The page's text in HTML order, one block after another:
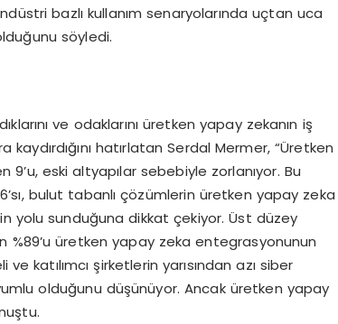
bazlı kullanım senaryolarında uçtan uca
söyledi.
ve odaklarını üretken yapay zekanın iş
hatırlatan Serdal Mermer, “Üretken
eski altyapılar sebebiyle zorlanıyor. Bu
bulut tabanlı çözümlerin üretken yapay zeka
yolu sunduğuna dikkat çekiyor. Üst düzey
%89’u üretken yapay zeka entegrasyonunun
katılımcı şirketlerin yarısından azı siber
olduğunu düşünüyor. Ancak üretken yapay